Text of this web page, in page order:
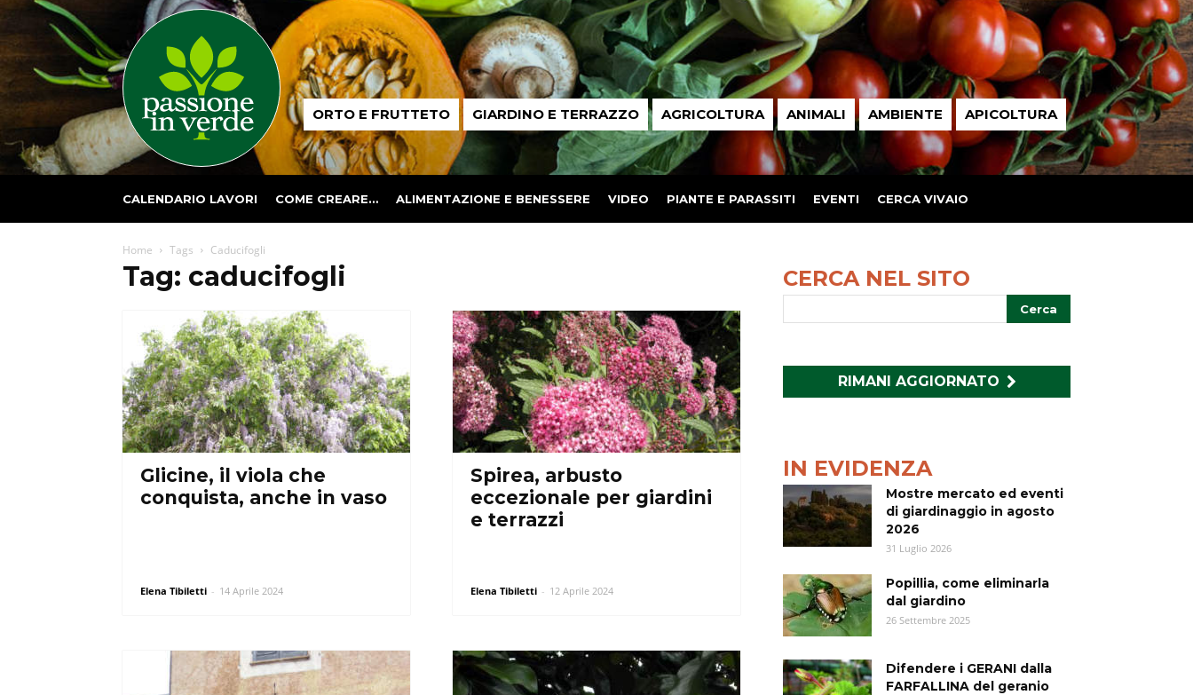
Passione
in ORTO E FRUTTETO GIARDINO E TERRAZZO AGRICOLTURA ANIMALI AMBIENTE APICOLTURA
CALENDARIO LAVORI COME CREARE… ALIMENTAZIONE E BENESSERE VIDEO PIANTE E PARASSITI EVENTI CERCA VIVAIO
Home Tags Caducifogli
Tag: caducifogli
Glicine, il viola che
conquista, anche in vaso
Elena Tibiletti - 14 Aprile 2024
Spirea, arbusto
eccezionale per giardini
e terrazzi
Elena Tibiletti - 12 Aprile 2024
CERCA NEL SITO
RIMANI AGGIORNATO
IN EVIDENZA
Mostre mercato ed eventi
di giardinaggio in agosto
2026
31 Luglio 2026
Popillia, come eliminarla
dal giardino
26 Settembre 2025
Difendere i GERANI dalla
FARFALLINA del geranio